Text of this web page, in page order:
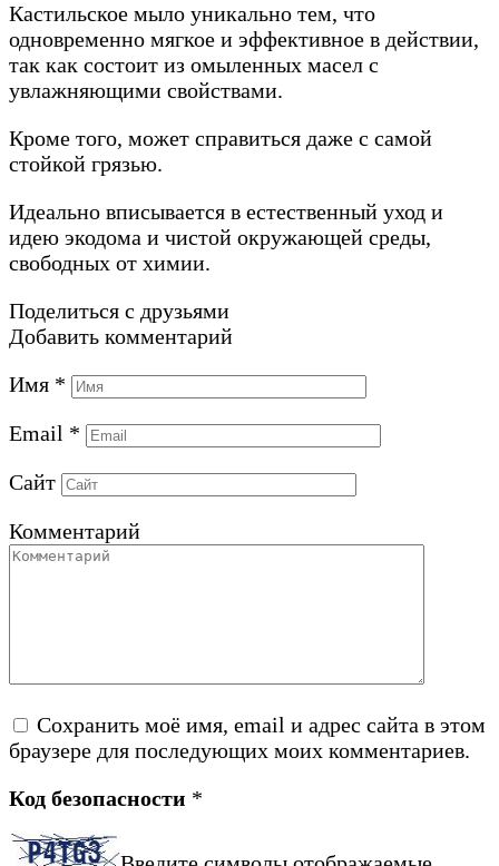
Кастильское мыло уникально тем, что
одновременно мягкое и эффективное в действии,
так как состоит из омыленных масел с
увлажняющими свойствами.
Кроме того, может справиться даже с самой
стойкой грязью.
Идеально вписывается в естественный уход и
идею экодома и чистой окружающей среды,
свободных от химии.
Поделиться с друзьями
Добавить комментарий
Имя *
Email *
Сайт
Комментарий
Сохранить моё имя, email и адрес сайта в этом
браузере для последующих моих комментариев.
Код безопасности *